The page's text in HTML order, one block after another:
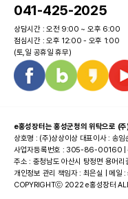
041-425-2025
상담시간 : 오전 9:00 ~ 오후 6:00
점심시간 : 오후 12:00 - 오후 1:00
(토,일 공휴일 휴무)
e홍성장터는 홍성군청의 위탁으로 (
상호명 : (주)상상이상 대표이사 : 송임
사업자등록번호 : 305-86-00160 |
주소 : 충청남도 아산시 탕정면 용머
개인정보 관리 책임자 : 최은실 | 메
COPYRIGHTⓒ 2022 e홍성장터 ALL